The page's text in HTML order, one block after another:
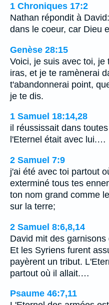
1 Chroniques 17:2
Nathan répondit à
dans le coeur, car Dieu
Genèse 28:15
Voici, je suis avec toi, je
iras, et je te ramènerai
t'abandonnerai point,
je te dis.
1 Samuel 18:14,28
il réussissait dans
l'Eternel était avec lui.…
2 Samuel 7:9
j'ai été avec toi partout
exterminé tous tes
ton nom grand comme
sur la terre;
2 Samuel 8:6,8,14
David mit des
Et les Syriens furent
payèrent un tribut.
partout où il allait.…
Psaume 46:7,11